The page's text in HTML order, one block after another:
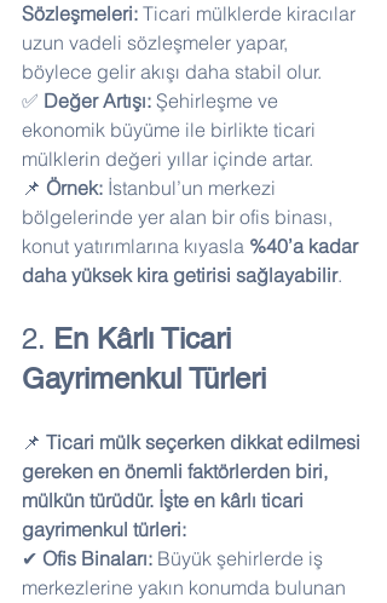
Sözleşmeleri: Ticari mülklerde kiracılar
uzun vadeli sözleşmeler yapar,
böylece gelir akışı daha stabil olur.
✅ Değer Artışı: Şehirleşme ve
ekonomik büyüme ile birlikte ticari
mülklerin değeri yıllar içinde artar.
📌 Örnek: İstanbul’un merkezi
bölgelerinde yer alan bir ofis binası,
konut yatırımlarına kıyasla %40’a kadar
daha yüksek kira getirisi sağlayabilir.
2. En Kârlı Ticari
Gayrimenkul Türleri
📌 Ticari mülk seçerken dikkat edilmesi
gereken en önemli faktörlerden biri,
mülkün türüdür. İşte en kârlı ticari
gayrimenkul türleri:
✔ Ofis Binaları: Büyük şehirlerde iş
merkezlerine yakın konumda bulunan